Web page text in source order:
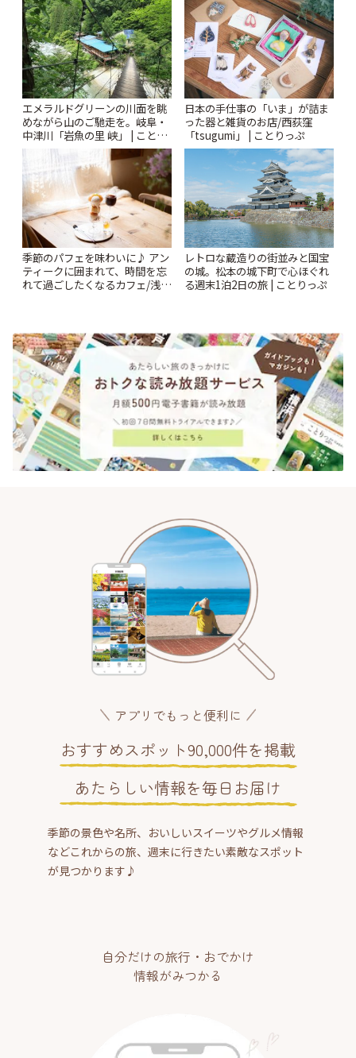
エメラルドグリーンの川面を眺
めながら山のご馳走を。岐阜・
中津川「岩魚の里 峡」 | ことり
っぷ
日本の手仕事の「いま」が詰ま
った器と雑貨のお店/西荻窪
「tsugumi」 | ことりっぷ
季節のパフェを味わいに♪ アン
ティークに囲まれて、時間を忘
れて過ごしたくなるカフェ/浅草
レトロな蔵造りの街並みと国宝
の城。松本の城下町で心ほぐれ
る週末1泊2日の旅 | ことりっぷ
アプリでもっと便利に
おすすめスポット90,000件を掲載
あたらしい情報を毎日お届け
季節の景色や名所、おいしいスイーツやグルメ情報
などこれからの旅、週末に行きたい素敵なスポット
が見つかります♪
自分だけの旅行・おでかけ
情報がみつかる